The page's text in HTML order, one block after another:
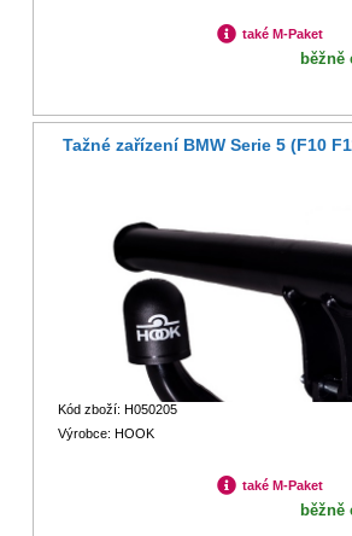
také M-Paket
běžně
Tažné zařízení BMW Serie 5 (F10
Kód zboží: H050205
Výrobce: HOOK
také M-Paket
běžně